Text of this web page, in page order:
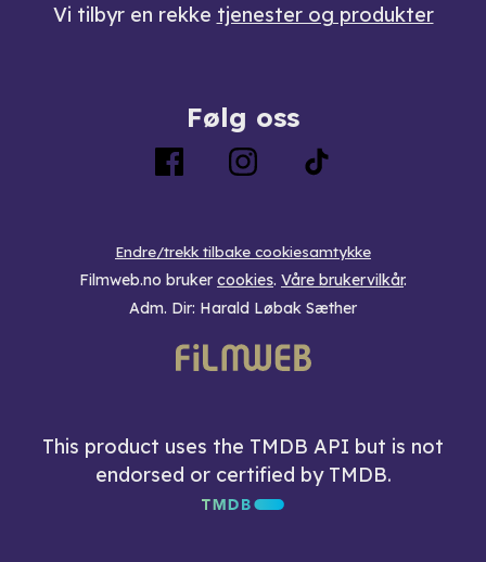
Vi tilbyr en rekke tjenester og produkter
Følg oss
Endre/trekk tilbake cookiesamtykke
Filmweb.no bruker cookies. Våre brukervilkår.
Adm. Dir: Harald Løbak Sæther
This product uses the TMDB API but is not
endorsed or certified by TMDB.